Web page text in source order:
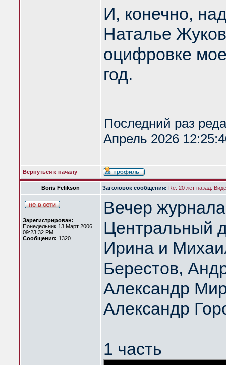
И, конечно,
Наталье
оцифровке
год.
Последний раз
Апрель 2026
Вернуться к началу
Boris Felikson Заголовок сообщения: Re: 20 лет назад.
Зарегистрирован:
Понедельник 13 Март 2006
09:23:32 PM
Сообщения: 1320
Вечер
Центральный
Ирина и
Берестов,
Александр
Александр
1 часть